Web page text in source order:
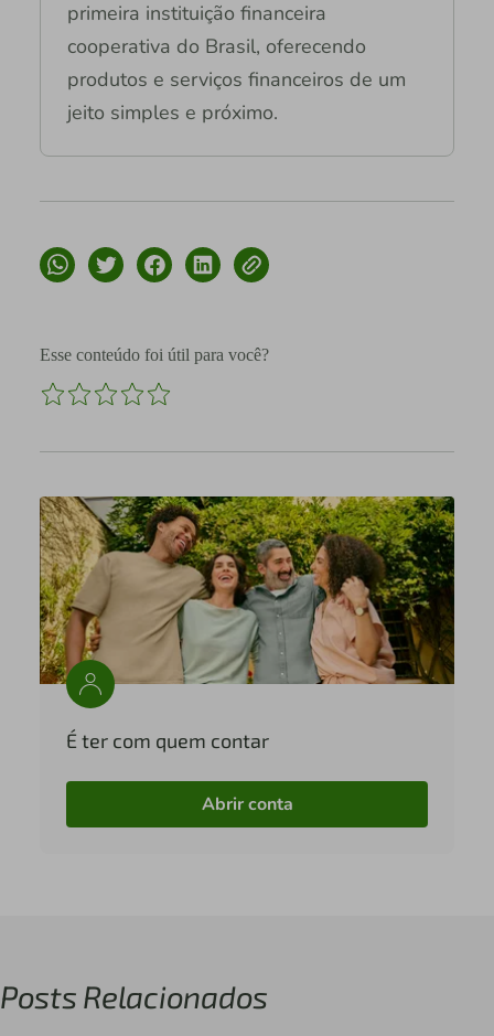
primeira instituição financeira
cooperativa do Brasil, oferecendo
produtos e serviços financeiros de um
jeito simples e próximo.
Esse conteúdo foi útil para você?
É ter com quem contar
Abrir conta
Posts Relacionados